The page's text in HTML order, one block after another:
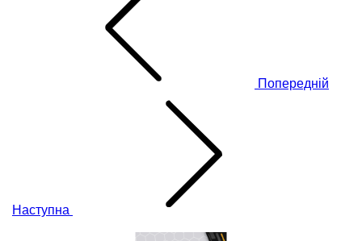
Попередній
Наступна